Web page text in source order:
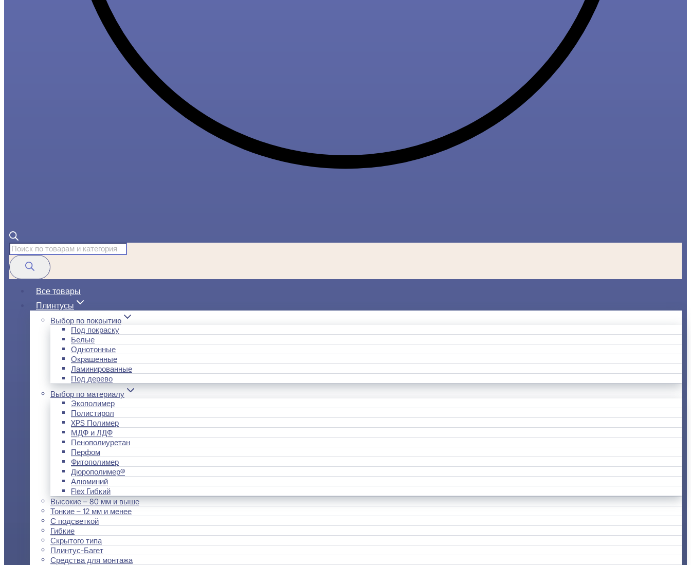
Поиск
товаров
Все товары
Плинтусы
Выбор по покрытию
Под покраску
Белые
Однотонные
Окрашенные
Ламинированные
Под дерево
Выбор по материалу
Экополимер
Полистирол
XPS Полимер
МДФ и ЛДФ
Пенополиуретан
Перфом
Фитополимер
Дюрополимер®
Алюминий
Flex Гибкий
Высокие – 80 мм и выше
Тонкие – 12 мм и менее
С подсветкой
Гибкие
Скрытого типа
Плинтус-Багет
Средства для монтажа